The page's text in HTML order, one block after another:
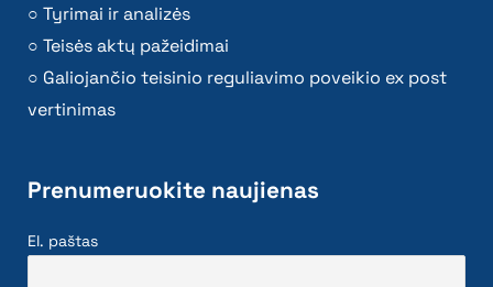
Tyrimai ir analizės
Teisės aktų pažeidimai
Galiojančio teisinio reguliavimo poveikio ex post
vertinimas
Prenumeruokite naujienas
El. paštas